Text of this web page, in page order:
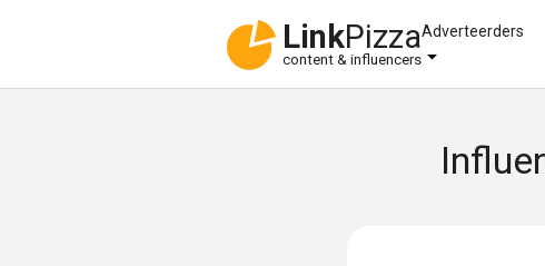
LinkPizza
content & influencers
Adverteerders